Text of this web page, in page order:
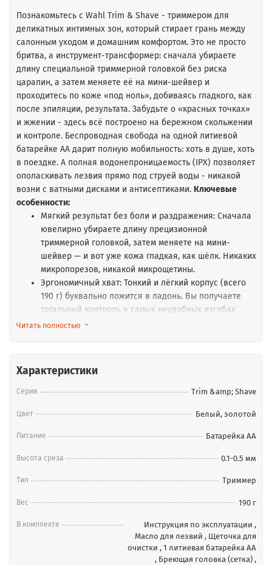
Познакомьтесь с Wahl Trim & Shave - триммером для
деликатных интимных зон, который стирает грань между
салонным уходом и домашним комфортом. Это не просто
бритва, а инструмент-трансформер: сначала убираете
длину специальной триммерной головкой без риска
царапин, а затем меняете её на мини-шейвер и
проходитесь по коже «под ноль», добиваясь гладкого, как
после эпиляции, результата. Забудьте о «красных точках»
и жжении - здесь всё построено на бережном скольжении
и контроле. Беспроводная свобода на одной литиевой
батарейке АА дарит полную мобильность: хоть в душе, хоть
в поездке. А полная водонепроницаемость (IPX) позволяет
ополаскивать лезвия прямо под струей воды - никакой
возни с ватными дисками и антисептиками. Ключевые
особенности:
Мягкий результат без боли и раздражения: Сначала
ювелирно убираете длину прецизионной
триммерной головкой, затем меняете на мини-
шейвер — и вот уже кожа гладкая, как шёлк. Никаких
микропорезов, никакой микрощетины.
Эргономичный хват: Тонкий и лёгкий корпус (всего
190 г) буквально ложится в ладонь. Вы получаете
тотальный контроль в самых неудобных изгибах
линии бикини и подмышек.
Идеально для домашнего интимного ухода и для
командировок.
корпус позволяет промывать лезвийный блок прямо
Комплектация:
1 литиевая батарейка АА (уже в комплекте)
Бреющая головка (сетка)
Мешочек для хранения и путешествий
Масло для лезвий (для ухода)
Читать полностью
Характеристики
Серия Trim &amp; Shave
Цвет Белый, золотой
Питание Батарейка AA
Высота среза 0.1-0.5 мм
Тип Триммер
Вес 190 г
В комплекте Инструкция по эксплуатации ,
Масло для лезвий , Щеточка для
очистки , 1 литиевая батарейка АА
, Бреющая головка (сетка) ,